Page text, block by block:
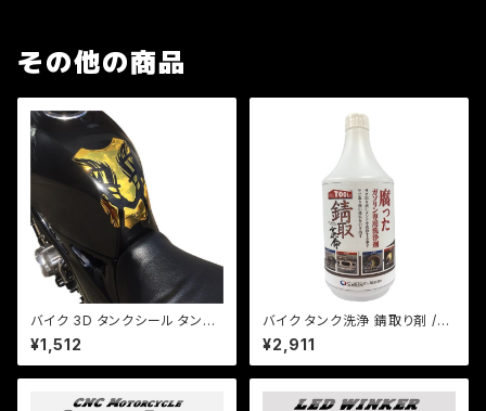
その他の商品
バイク 3D タンクシール タンク
パット 汎用 金（3色あり） ソフト
エンブレム/ネイキッド/レプリカ/
タンク傷隠し/ZZR/CB/【クリッ
¥1,512
バイク タンク洗浄 錆取り剤 /錆
取革命シリーズ 腐ったガソリン
の洗浄剤
¥2,911